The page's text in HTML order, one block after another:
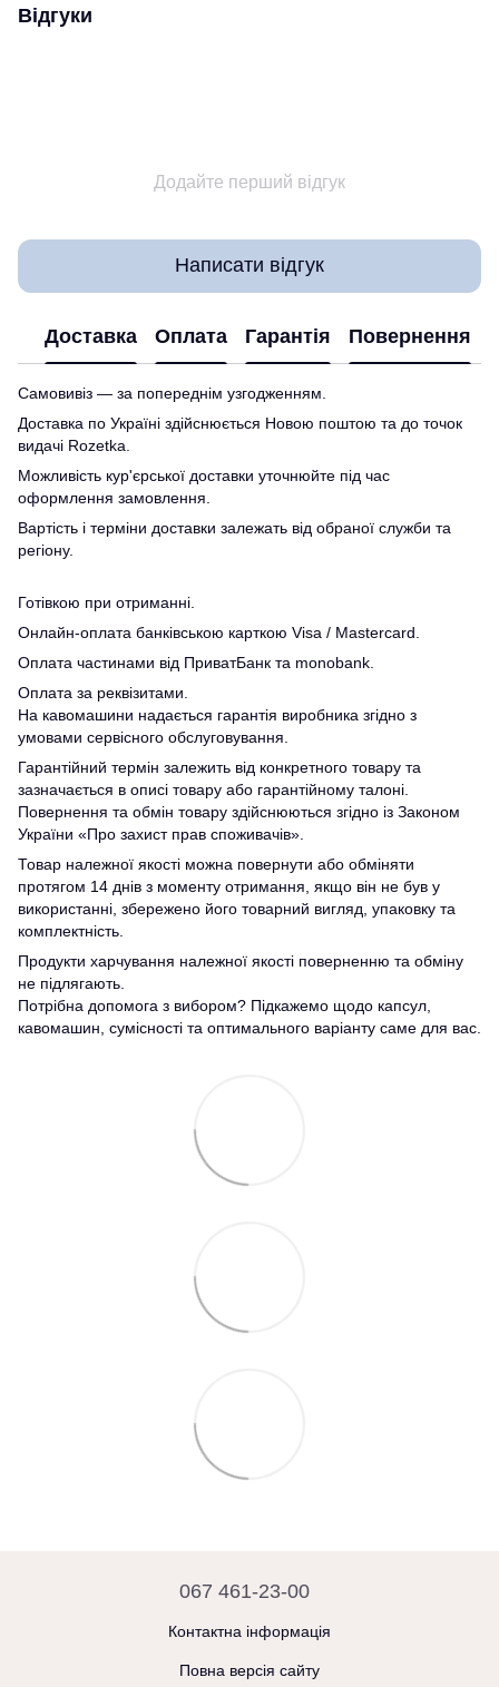
Відгуки
Додайте перший відгук
Написати відгук
Доставка Оплата Гарантія Повернення
Самовивіз — за попереднім узгодженням.
Доставка по Україні здійснюється Новою поштою та до точок
видачі Rozetka.
Можливість кур'єрської доставки уточнюйте під час
оформлення замовлення.
Вартість і терміни доставки залежать від обраної служби та
регіону.
Готівкою при отриманні.
Онлайн-оплата банківською карткою Visa / Mastercard.
Оплата частинами від ПриватБанк та monobank.
Оплата за реквізитами.
На кавомашини надається гарантія виробника згідно з
умовами сервісного обслуговування.
Гарантійний термін залежить від конкретного товару та
зазначається в описі товару або гарантійному талоні.
Повернення та обмін товару здійснюються згідно із Законом
України «Про захист прав споживачів».
Товар належної якості можна повернути або обміняти
протягом 14 днів з моменту отримання, якщо він не був у
використанні, збережено його товарний вигляд, упаковку та
комплектність.
Продукти харчування належної якості поверненню та обміну
не підлягають.
Потрібна допомога з вибором? Підкажемо щодо капсул,
кавомашин, сумісності та оптимального варіанту саме для вас.
067 461-23-00
Контактна інформація
Повна версія сайту